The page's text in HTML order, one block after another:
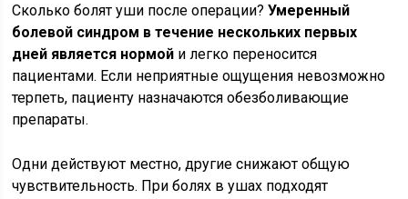
Сколько болят уши после операции?Умеренный
болевой синдром в течение нескольких первых
дней является нормой и легко переносится
пациентами. Если неприятные ощущения невозможно
терпеть, пациенту назначаются обезболивающие
препараты.
Одни действуют местно, другие снижают общую
чувствительность. При болях в ушах подходят